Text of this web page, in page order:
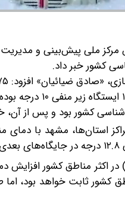
بود و پس از آن، خلخال با دمای منفی ۲۵